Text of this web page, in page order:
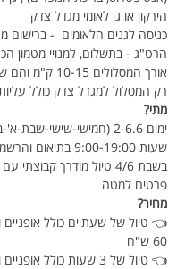
הירקון או גן לאומי מגדל צדק
כניסה לגנים הלאומים  -
הרט"ג - בתשלום, למנויי מטמון
אורך המסלולים 10-15 ק"מ והם שטוחים וקלים
רק המסלול למגדל צדק כולל
מתי?
ימים 2-6.6 (חמישי-שישי-שבת-א'-ב')
שעות 9:00-19:00 בתיאום והרשמה 24 ש' מראש
בשבת 4/6 טיול מודרך
פרטים למטה
מחיר?
👈 טיול של שעתיים כולל
60 ש"ח